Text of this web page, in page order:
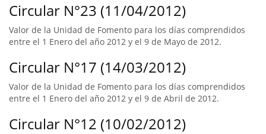
Circular N°23 (11/04/2012)
Valor de la Unidad de Fomento para los días comprendidos
entre el 1 Enero del año 2012 y el 9 de Mayo de 2012.
Circular N°17 (14/03/2012)
Valor de la Unidad de Fomento para los días comprendidos
entre el 1 Enero del año 2012 y el 9 de Abril de 2012.
Circular N°12 (10/02/2012)